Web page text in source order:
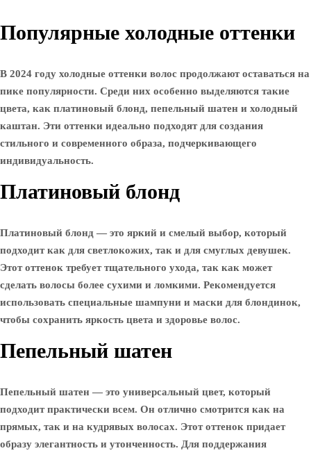
Популярные холодные оттенки
В 2024 году холодные оттенки волос продолжают оставаться на
пике популярности. Среди них особенно выделяются такие
цвета, как платиновый блонд, пепельный шатен и холодный
каштан. Эти оттенки идеально подходят для создания
стильного и современного образа, подчеркивающего
индивидуальность.
Платиновый блонд
Платиновый блонд — это яркий и смелый выбор, который
подходит как для светлокожих, так и для смуглых девушек.
Этот оттенок требует тщательного ухода, так как может
сделать волосы более сухими и ломкими. Рекомендуется
использовать специальные шампуни и маски для блондинок,
чтобы сохранить яркость цвета и здоровье волос.
Пепельный шатен
Пепельный шатен — это универсальный цвет, который
подходит практически всем. Он отлично смотрится как на
прямых, так и на кудрявых волосах. Этот оттенок придает
образу элегантность и утонченность. Для поддержания